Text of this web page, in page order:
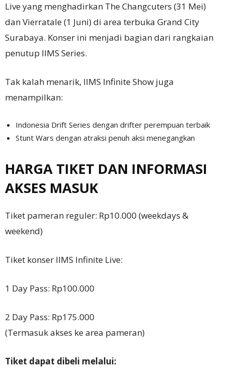
Live yang menghadirkan The Changcuters (31 Mei)
dan Vierratale (1 Juni) di area terbuka Grand City
Surabaya. Konser ini menjadi bagian dari rangkaian
penutup IIMS Series.
Tak kalah menarik, IIMS Infinite Show juga
menampilkan:
Indonesia Drift Series dengan drifter perempuan terbaik
Stunt Wars dengan atraksi penuh aksi menegangkan
HARGA TIKET DAN INFORMASI
AKSES MASUK
Tiket pameran reguler: Rp10.000 (weekdays &
weekend)
Tiket konser IIMS Infinite Live:
1 Day Pass: Rp100.000
2 Day Pass: Rp175.000
(Termasuk akses ke area pameran)
Tiket dapat dibeli melalui: